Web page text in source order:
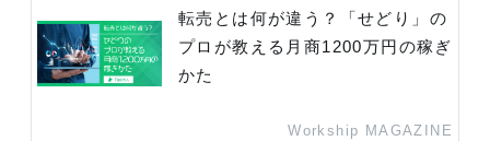
転売とは何が違う？「せどり」の
プロが教える月商1200万円の稼ぎ
かた
Workship MAGAZINE